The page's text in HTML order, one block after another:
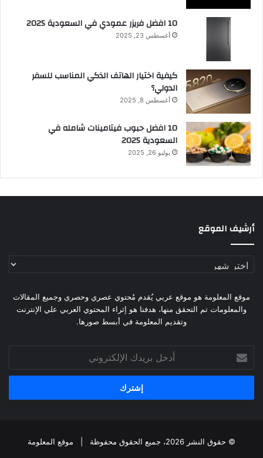
10 افضل فريزر عمودي​ في السعودية​ 2025
أغسطس 23, 2025
كيفية اختيار الهاتف الذكي المناسب للسفر
الدولي؟
أغسطس 8, 2025
10 افضل حبوب فيتامينات شامله​ في
السعودية 2025
يوليو 26, 2025
أرشيف الموقع
أرشيف
موقع المعلومة هو موقع عربي يُقدم مُحتوي عصري وحصري وجميع المقالات
والمعلومات تم التحقق منها، هدفنا هو إثراء المحتوي العربي علي الإنترنت
وتقديم المعلومة في أبسط صورها.
بريدك
الإلكتروني
© حقوق النشر 2026، جميع الحقوق محفوظة | موقع المعلومة